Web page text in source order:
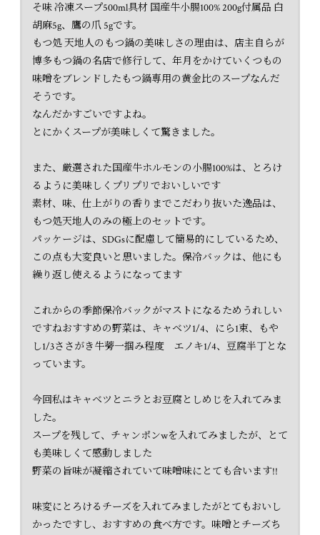
そ味 冷凍スープ500ml具材 国産牛小腸100% 200g付属品 白
胡麻5g、鷹の爪 5gです。
もつ処 天地人のもつ鍋の美味しさの理由は、店主自らが
博多もつ鍋の名店で修行して、年月をかけていくつもの
味噌をブレンドしたもつ鍋専用の黄金比のスープなんだ
そうです。
なんだかすごいですよね。
とにかくスープが美味しくて驚きました。
また、厳選された国産牛ホルモンの小腸100%は、とろけ
るように美味しくプリプリでおいしいです
素材、味、仕上がりの香りまでこだわり抜いた逸品は、
もつ処天地人のみの極上のセットです。
パッケージは、SDGsに配慮して簡易的にしているため、
この点も大変良いと思いました。保冷バックは、他にも
繰り返し使えるようになってます
これからの季節保冷バックがマストになるためうれしい
ですねおすすめの野菜は、キャベツ1/4、にら1束、もや
し1/3ささがき牛蒡一掴み程度 エノキ1/4、豆腐半丁とな
っています。
今回私はキャベツとニラとお豆腐としめじを入れてみま
した。
スープを残して、チャンポンwを入れてみましたが、とて
も美味しくて感動しました
野菜の旨味が凝縮されていて味噌味にとても合います!!
味変にとろけるチーズを入れてみましたがとてもおいし
かったですし、おすすめの食べ方です。味噌とチーズち